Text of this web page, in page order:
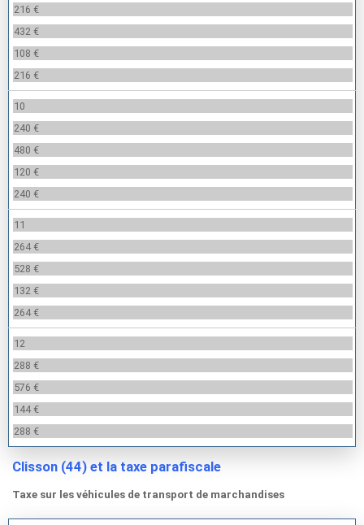
216 €
432 €
108 €
216 €
10
240 €
480 €
120 €
240 €
11
264 €
528 €
132 €
264 €
12
288 €
576 €
144 €
288 €
Clisson (44) et la taxe parafiscale
Taxe sur les véhicules de transport de marchandises